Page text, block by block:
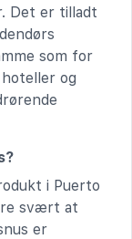
Det er tilladt
som for
og
i Puerto
svært at
er